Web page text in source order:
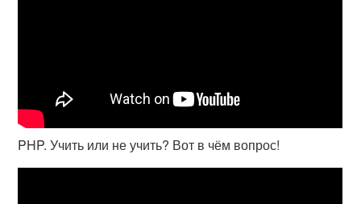
PHP. Учить или не учить? Вот в чём вопрос!